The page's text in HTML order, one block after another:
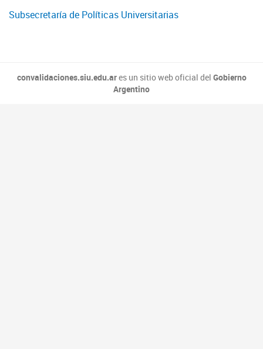
Subsecretaría de Políticas Universitarias
convalidaciones.siu.edu.ares un sitio web oficial del Gobierno
Argentino